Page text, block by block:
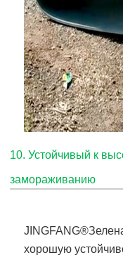
10. Устойчивый к
замораживанию
JINGFANG®
хорошую